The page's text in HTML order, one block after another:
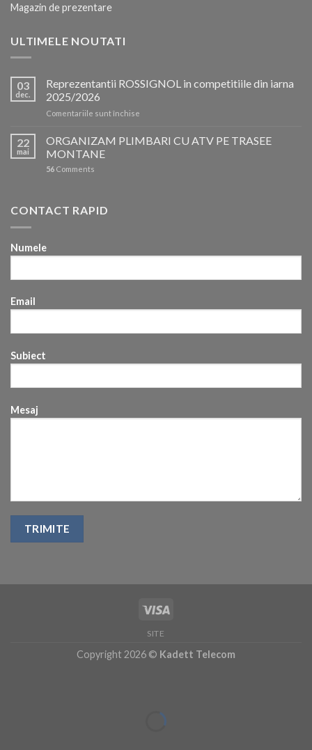
Magazin de prezentare
ULTIMELE NOUTATI
03
dec.
Reprezentantii ROSSIGNOL in competitiile din iarna
2025/2026
Comentariile sunt închise
ROSSIGNOL
22
mai
ORGANIZAM PLIMBARI CU ATV PE TRASEE
MONTANE
56 Comments
CONTACT RAPID
Numele
Email
Subiect
Mesaj
SITE
Copyright 2026 © Kadett Telecom